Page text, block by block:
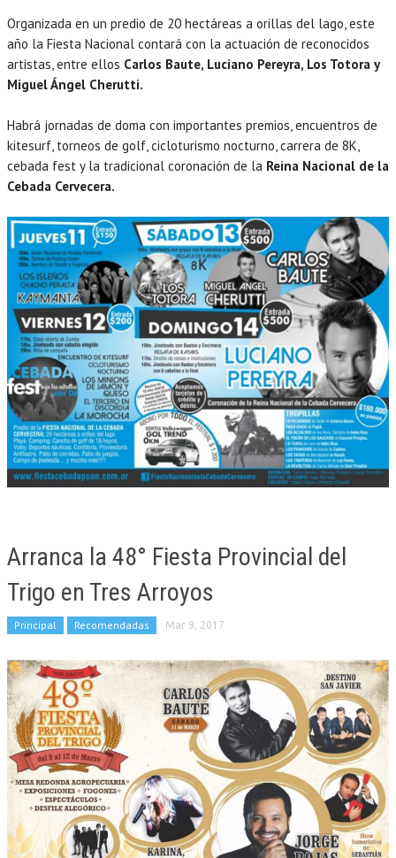
Organizada en un predio de 20 hectáreas a orillas del lago, este
año la Fiesta Nacional contará con la actuación de reconocidos
artistas, entre ellos Carlos Baute, Luciano Pereyra, Los Totora y
Miguel Ángel Cherutti.
Habrá jornadas de doma con importantes premios, encuentros de
kitesurf, torneos de golf, cicloturismo nocturno, carrera de 8K,
cebada fest y la tradicional coronación de la Reina Nacional de la
Cebada Cervecera.
Arranca la 48° Fiesta Provincial del
Trigo en Tres Arroyos
Principal Recomendadas Mar 9, 2017